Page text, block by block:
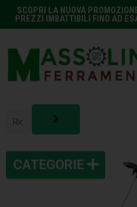
SCOPRI LA NUOVA
PREZZI IMBATTIBILI FINO AD